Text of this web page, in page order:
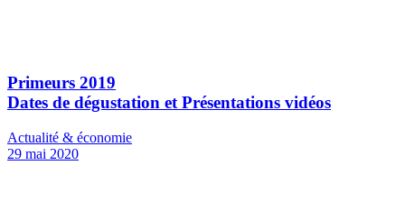
Primeurs 2019
Dates de dégustation et Présentations vidéos
Actualité & économie
29 mai 2020